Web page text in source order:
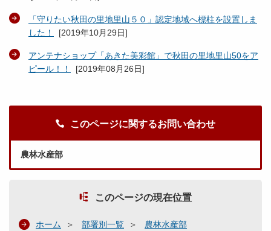
「守りたい秋田の里地里山５０」認定地域へ標柱を設置しま
した！
[2019年10月29日]
アンテナショップ「あきた美彩館」で秋田の里地里山50をア
ピール！！
[2019年08月26日]
このページに関するお問い合わせ
農林水産部
このページの現在位置
ホーム 部署別一覧
農林水産部